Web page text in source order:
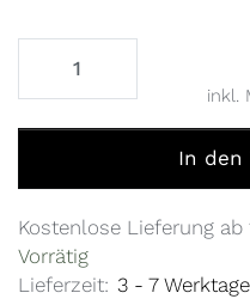
inkl.
In den
Kostenlose Lieferung ab
Vorrätig
Lieferzeit: 3 - 7 Werktage